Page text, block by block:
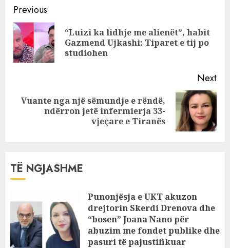
mijë euro ekstazi
në Tiranë, mes
tyre dhe një
vajzë 28-vjeçare
Continue
Reading
Previous
“Luizi ka lidhje me alienët”, habit
Gazmend Ujkashi: Tiparet e tij po
studiohen
Next
Next
Vuante nga një sëmundje e rëndë,
ndërron jetë infermierja 33-
vjeçare e Tiranës
TË NGJASHME
Punonjësja e UKT akuzon
drejtorin Skerdi Drenova dhe
“bosen” Joana Nano për
abuzim me fondet publike dhe
pasuri të pajustifikuar